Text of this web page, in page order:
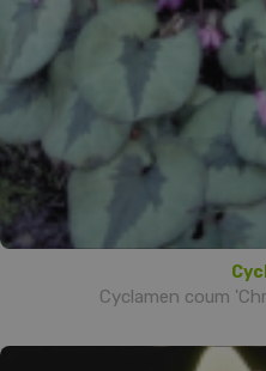
Cyclamen coum